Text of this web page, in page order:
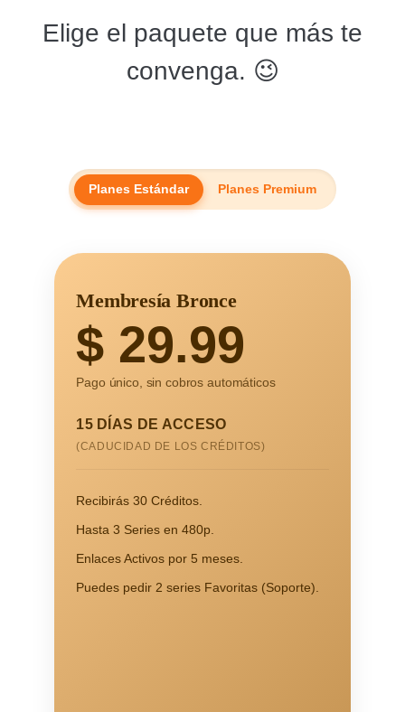
Elige el paquete que más te
convenga. 😉
Planes Estándar Planes Premium
Membresía Bronce
$ 29.99
Pago único, sin cobros automáticos
15 DÍAS DE ACCESO
(CADUCIDAD DE LOS CRÉDITOS)
Recibirás 30 Créditos.
Hasta 3 Series en 480p.
Enlaces Activos por 5 meses.
Puedes pedir 2 series Favoritas (Soporte).